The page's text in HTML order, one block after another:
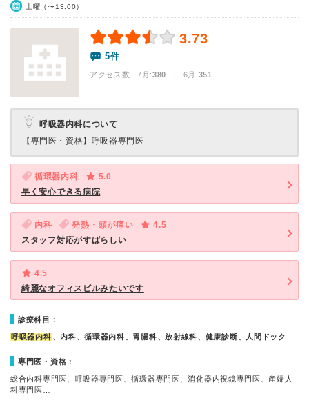
土曜（〜13:00）
3.73
5件
アクセス数 7月:380 | 6月:351
呼吸器内科について
【専門医・資格】 呼吸器専門医
循環器内科
5.0
早く安心できる病院
内科 発熱・頭が痛い
4.5
スタッフ対応がすばらしい
4.5
綺麗なオフィスビルみたいです
診療科目：
呼吸器内科 、内科、循環器内科、胃腸科、放射線科、健康診断、人間ドック
専門医・資格：
総合内科専門医、呼吸器専門医、循環器専門医、消化器内視鏡専門医、産婦人
科専門医…